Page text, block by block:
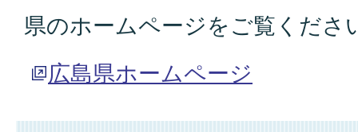
県のホームページをご覧くださ
広島県ホームページ